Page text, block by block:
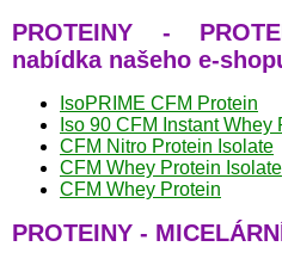
PROTEINY -
nabídka našeho e-
IsoPRIME CFM Protein
Iso 90 CFM Instant Whey
CFM Nitro Protein Isolate
CFM Whey Protein Isolate
CFM Whey Protein
PROTEINY -